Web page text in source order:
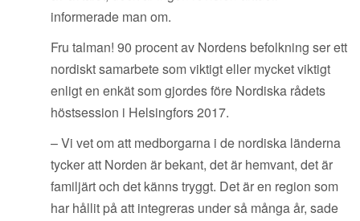
informerade man om.
Fru talman! 90 procent av Nordens befolkning ser ett
nordiskt samarbete som viktigt eller mycket viktigt
enligt en enkät som gjordes före Nordiska rådets
höstsession i Helsingfors 2017.
– Vi vet om att medborgarna i de nordiska länderna
tycker att Norden är bekant, det är hemvant, det är
familjärt och det känns tryggt. Det är en region som
har hållit på att integreras under så många år, sade